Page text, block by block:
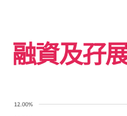
融資及孖